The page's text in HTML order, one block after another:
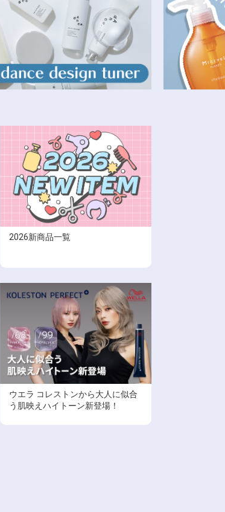
2026新商品一覧
ウエラ コレストンから大人に似合
う肌映えハイトーン新登場！